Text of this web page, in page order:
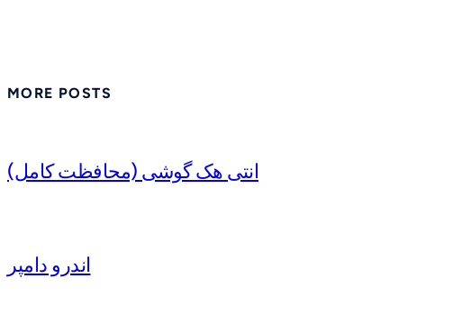
MORE POSTS
انتی هک گوشی (محافظت کامل)
اندرو دامپر